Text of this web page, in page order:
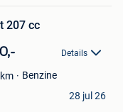
207 cc
Details
km
Benzine
28 jul 26